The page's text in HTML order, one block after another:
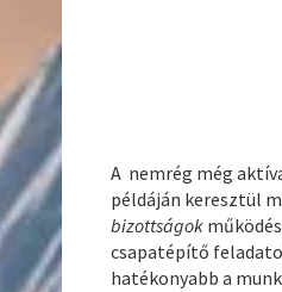
A nemrég még
példáján keresztül
bizottságok
csapatépítő
hatékonyabb a